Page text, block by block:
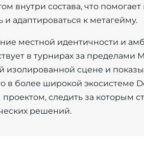
внутри состава, что
адаптироваться к метагейму.
местной идентичности и
в турнирах за пределами
изолированной сцене и
в более широкой экосистеме
следить за которым
решений.